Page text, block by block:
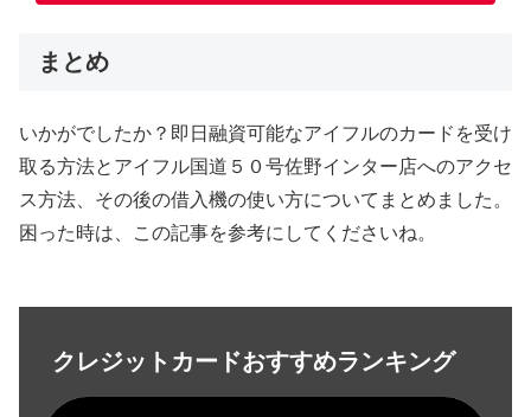
まとめ
いかがでしたか？即日融資可能なアイフルのカードを受け
取る方法とアイフル国道５０号佐野インター店へのアクセ
ス方法、その後の借入機の使い方についてまとめました。
困った時は、この記事を参考にしてくださいね。
クレジットカードおすすめランキング